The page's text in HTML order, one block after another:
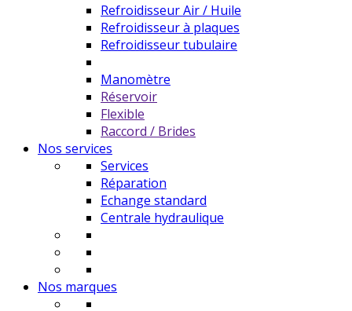
Refroidisseur Air / Huile
Refroidisseur à plaques
Refroidisseur tubulaire
Manomètre
Réservoir
Flexible
Raccord / Brides
Nos services
Services
Réparation
Echange standard
Centrale hydraulique
Nos marques